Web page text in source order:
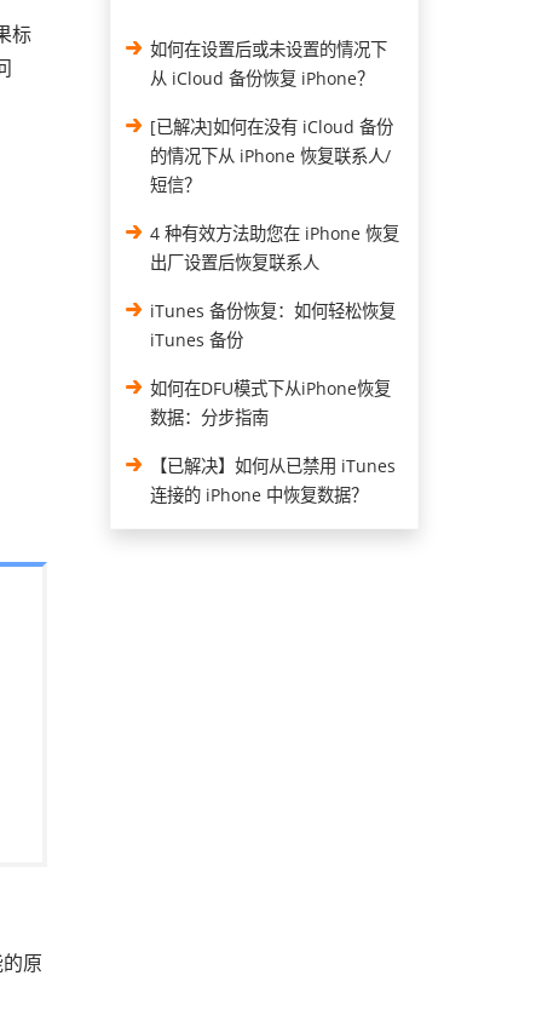
标
原
如何在设置后或未设置的情况下
从 iCloud 备份恢复 iPhone？
[已解决]如何在没有 iCloud 备份
的情况下从 iPhone 恢复联系人/
短信？
4 种有效方法助您在 iPhone 恢复
出厂设置后恢复联系人
iTunes 备份恢复：如何轻松恢复
iTunes 备份
如何在DFU模式下从iPhone恢复
数据：分步指南
【已解决】如何从已禁用 iTunes
连接的 iPhone 中恢复数据？